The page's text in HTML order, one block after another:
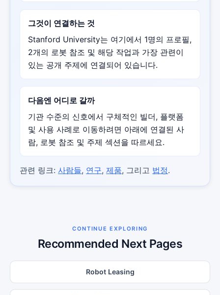
그것이 연결하는 것
Stanford University는 여기에서 1명의 프로필,
2개의 로봇 참조 및 해당 작업과 가장 관련이
있는 공개 주제에 연결되어 있습니다.
다음엔 어디로 갈까
기관 수준의 신호에서 구체적인 빌더, 플랫폼
및 사용 사례로 이동하려면 아래에 연결된 사
람, 로봇 참조 및 주제 섹션을 따르세요.
관련 링크:사람들, 연구,제품, 그리고 법정.
CONTINUE EXPLORING
Recommended Next Pages
Robot Leasing